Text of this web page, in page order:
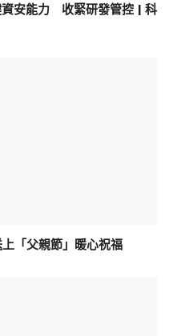
資安能力 收緊研發管控 | 科
「父親節」暖心祝福